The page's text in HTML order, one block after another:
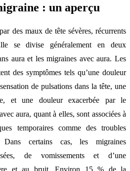
: un aperçu
des maux de tête sévères, récurrents
se divise généralement en deux
aura et les migraines avec aura. Les
des symptômes tels qu’une douleur
de pulsations dans la tête, une
et une douleur exacerbée par le
aura, quant à elles, sont associées à
temporaires comme des troubles
certains cas, les migraines
de vomissements et d’une
et au bruit. Environ 15 % de la